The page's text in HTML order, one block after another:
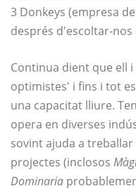
3 Donkeys (empresa
després d'escoltar-nos
Continua dient que ell
optimistes' i fins i tot
una capacitat lliure.
opera en diverses
sovint ajuda a
projectes (inclosos
Dominaria